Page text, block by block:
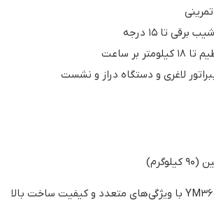
تا 15 درجه
بر ساعت
لاغری و دستگاه دراز و نشست
تردمیل یاماتو مدل YM360 با ویژگی‌های متعدد و کیفیت ساخت بالا